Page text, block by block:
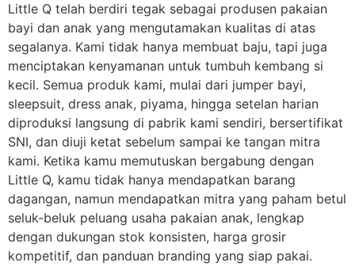
Little Q telah berdiri tegak sebagai produsen pakaian
bayi dan anak yang mengutamakan kualitas di atas
segalanya. Kami tidak hanya membuat baju, tapi juga
menciptakan kenyamanan untuk tumbuh kembang si
kecil. Semua produk kami, mulai dari jumper bayi,
sleepsuit, dress anak, piyama, hingga setelan harian
diproduksi langsung di pabrik kami sendiri, bersertifikat
SNI, dan diuji ketat sebelum sampai ke tangan mitra
kami. Ketika kamu memutuskan bergabung dengan
Little Q, kamu tidak hanya mendapatkan barang
dagangan, namun mendapatkan mitra yang paham betul
seluk-beluk peluang usaha pakaian anak, lengkap
dengan dukungan stok konsisten, harga grosir
kompetitif, dan panduan branding yang siap pakai.